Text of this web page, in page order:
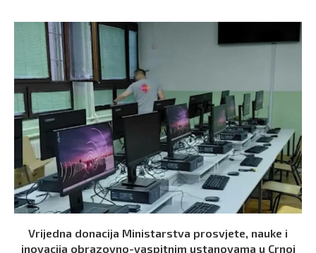
Vrijedna donacija Ministarstva prosvjete, nauke i
inovacija obrazovno-vaspitnim ustanovama u Crnoj